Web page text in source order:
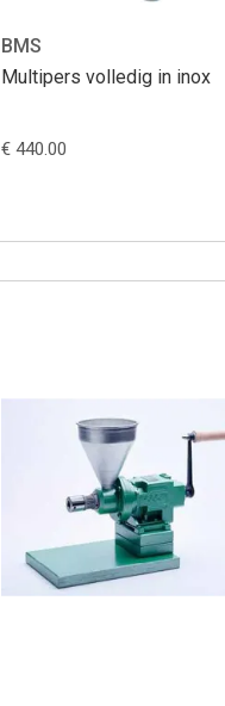
BMS
Multipers volledig in inox
€ 440.00